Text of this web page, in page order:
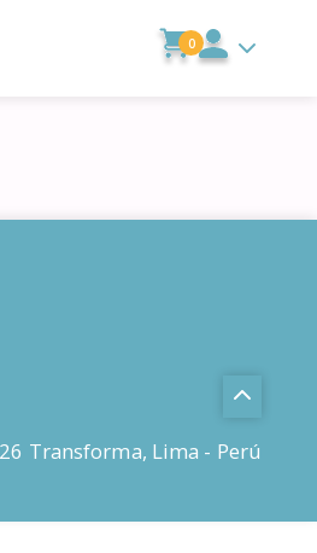
0
Transforma, Lima - Perú